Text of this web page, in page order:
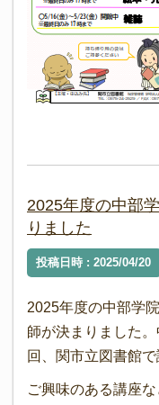
2025年度の中部
りました
投稿日時 : 2025/04/20
2025年度の中部学
師が決まりました
回、関市立図書館
ご興味のある講座